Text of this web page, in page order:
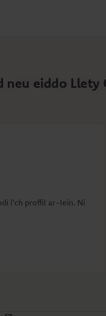
neu eiddo Llety
i'ch proffil ar-lein. Ni